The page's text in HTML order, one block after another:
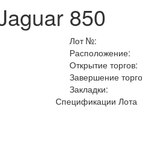
850
Лот №:
Расположение:
Открытие торгов:
Завершение
Закладки:
Спецификации Лота